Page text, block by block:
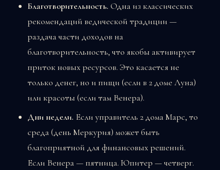
Благотворительность. Одна из классических
рекомендаций ведической традиции —
раздача части доходов на
благотворительность, что якобы активирует
приток новых ресурсов. Это касается не
только денег, но и пищи (если в 2 доме Луна)
или красоты (если там Венера).
Дни недели. Если управитель 2 дома Марс, то
среда (день Меркурия) может быть
благоприятной для финансовых решений.
Если Венера — пятница. Юпитер — четверг.